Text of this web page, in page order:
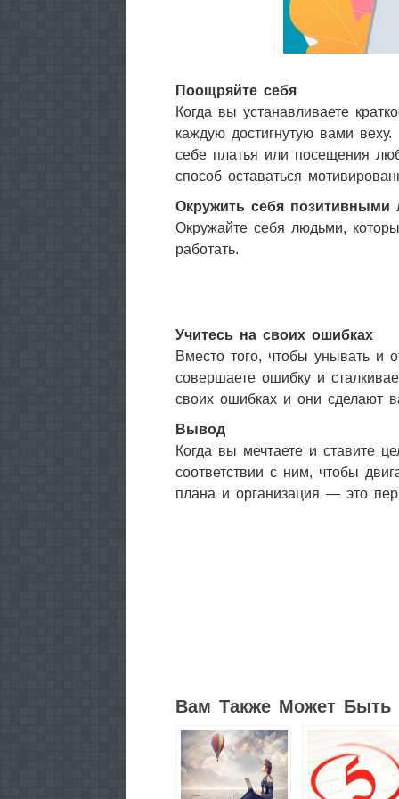
Поощряйте себя
Когда вы устанавливаете
каждую достигнутую вами
себе платья или посещения
способ оставаться
Окружить себя позитивными
Окружайте себя людьми,
работать.
Учитесь на своих ошибках
Вместо того, чтобы унывать и
совершаете ошибку и
своих ошибках и они сделают
Вывод
Когда вы мечтаете и ставите
соответствии с ним, чтобы
плана и организация — это
Вам Также Может Быть